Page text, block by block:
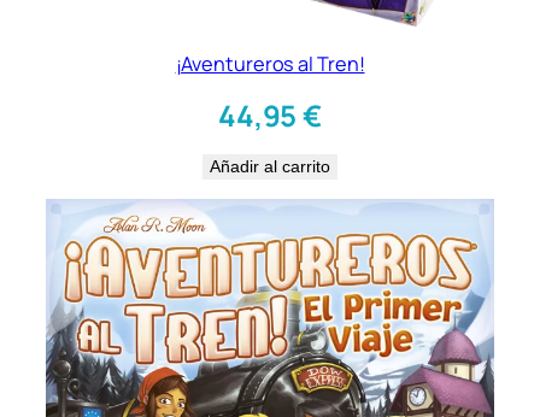
¡Aventureros al Tren!
44,95€
Añadir al carrito